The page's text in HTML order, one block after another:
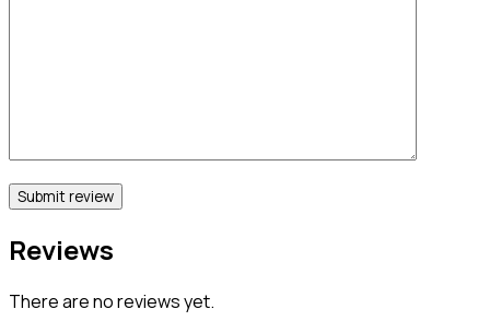
Reviews
There are no reviews yet.